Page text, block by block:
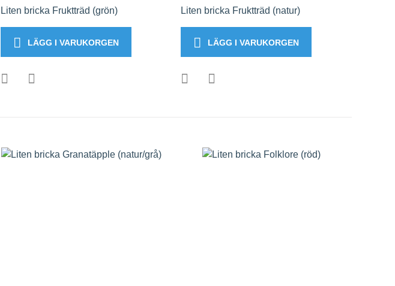
Liten bricka Fruktträd (grön)
LÄGG I VARUKORGEN
Liten bricka Fruktträd (natur)
LÄGG I VARUKORGEN